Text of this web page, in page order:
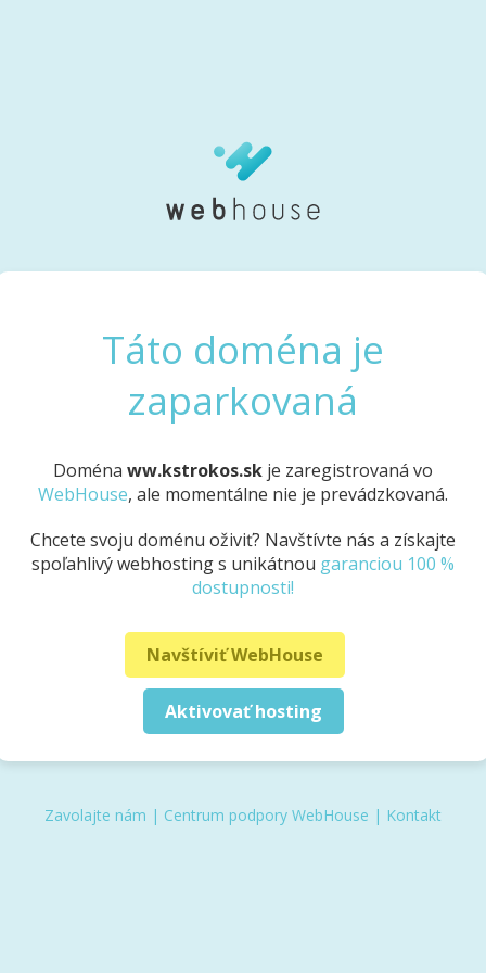
Táto doména je
zaparkovaná
Doména ww.kstrokos.sk je zaregistrovaná vo
WebHouse, ale momentálne nie je prevádzkovaná.
Chcete svoju doménu oživiť? Navštívte nás a získajte
spoľahlivý webhosting s unikátnou garanciou 100 %
dostupnosti!
Navštíviť WebHouse
Aktivovať hosting
Zavolajte nám | Centrum podpory WebHouse | Kontakt